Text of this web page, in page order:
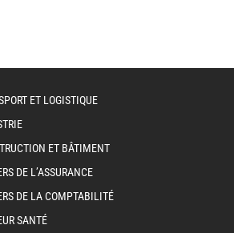
ET LOGISTIQUE
ET BÂTIMENT
DE L’ASSURANCE
DE LA COMPTABILITÉ
SANTÉ